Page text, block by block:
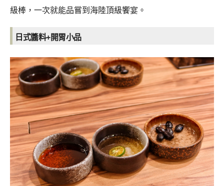
級棒，一次就能品嘗到海陸頂級饗宴。
日式醬料+開胃小品